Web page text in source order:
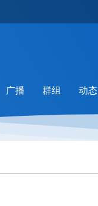
广播 群组 动态